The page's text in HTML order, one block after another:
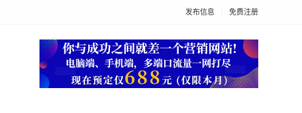
发布信息 免费注册